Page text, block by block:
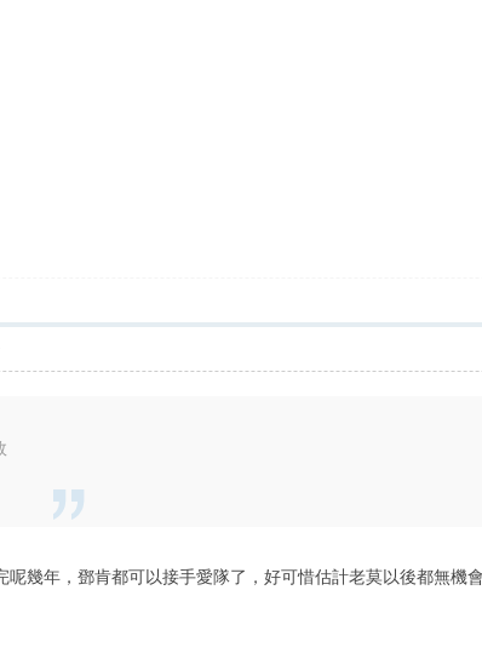
幾年，鄧肯都可以接手愛隊了，好可惜估計老莫以後都無